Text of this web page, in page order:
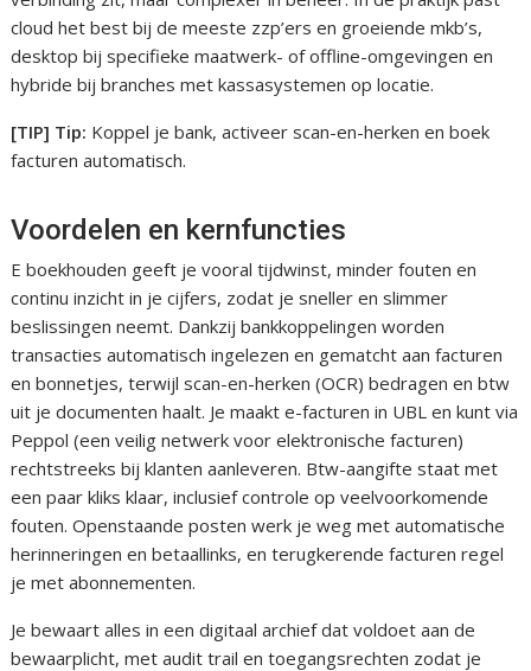
cloud het best bij de meeste zzp’ers en groeiende mkb’s,
desktop bij specifieke maatwerk- of offline-omgevingen en
hybride bij branches met kassasystemen op locatie.
[TIP] Tip: Koppel je bank, activeer scan-en-herken en boek
facturen automatisch.
Voordelen en kernfuncties
E boekhouden geeft je vooral tijdwinst, minder fouten en
continu inzicht in je cijfers, zodat je sneller en slimmer
beslissingen neemt. Dankzij bankkoppelingen worden
transacties automatisch ingelezen en gematcht aan facturen
en bonnetjes, terwijl scan-en-herken (OCR) bedragen en btw
uit je documenten haalt. Je maakt e-facturen in UBL en kunt via
Peppol (een veilig netwerk voor elektronische facturen)
rechtstreeks bij klanten aanleveren. Btw-aangifte staat met
een paar kliks klaar, inclusief controle op veelvoorkomende
fouten. Openstaande posten werk je weg met automatische
herinneringen en betaallinks, en terugkerende facturen regel
je met abonnementen.
Je bewaart alles in een digitaal archief dat voldoet aan de
bewaarplicht, met audit trail en toegangsrechten zodat je